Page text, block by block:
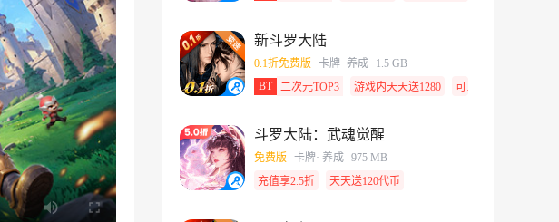
新斗罗大陆
0.1折免费版 卡牌· 养成
1.5 GB
BT
二次元TOP3 游戏内天天送1280 可囤代金券
斗罗大陆：武魂觉醒
免费版 卡牌· 养成 975 MB
充值享2.5折
天天送120代币